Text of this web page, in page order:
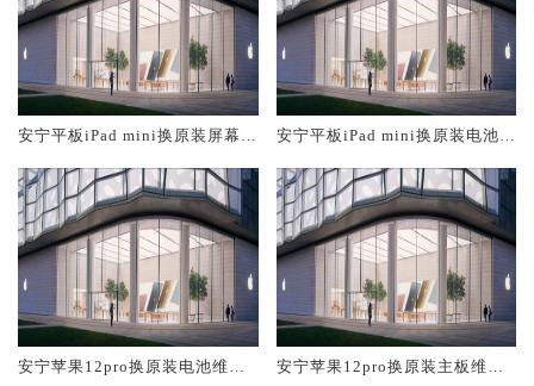
安宁平板iPad mini换原装屏幕服
安宁平板iPad mini换原装电池维
安宁苹果12pro换原装电池维修
安宁苹果12pro换原装主板维修